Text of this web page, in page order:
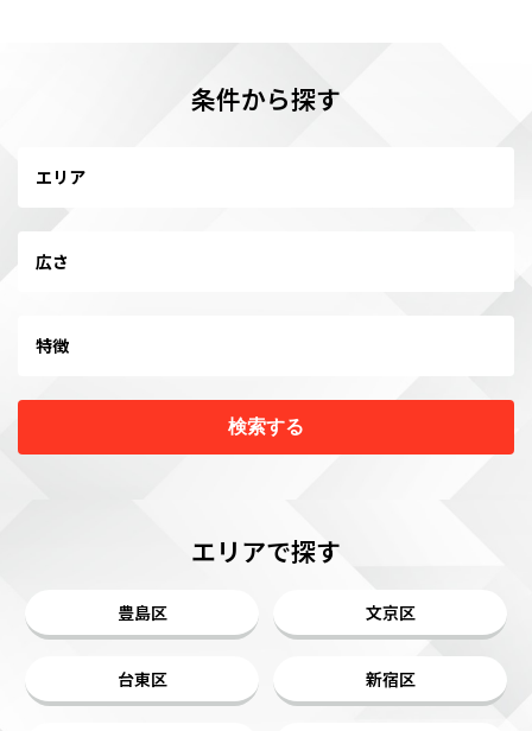
条件から探す
エリア
広さ
特徴
検索する
エリアで探す
豊島区 文京区
台東区 新宿区